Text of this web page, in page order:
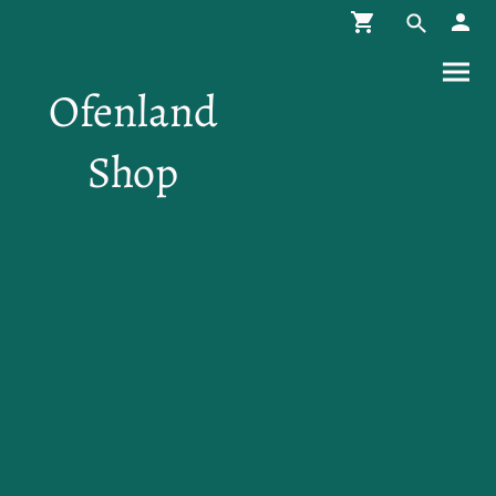
Ofenland
Shop